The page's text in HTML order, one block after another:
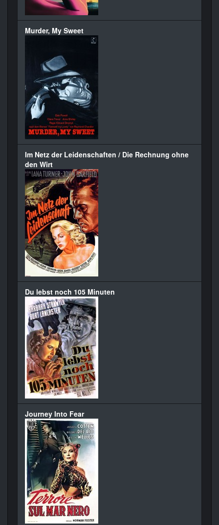
Murder, My Sweet
Im Netz der Leidenschaften / Die Rechnung ohne
den Wirt
Du lebst noch 105 Minuten
Journey Into Fear